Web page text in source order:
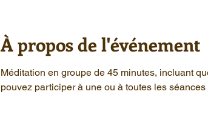
À propos de l'événement
Méditation en groupe de 45 minutes, incluant
pouvez participer à une ou à toutes les